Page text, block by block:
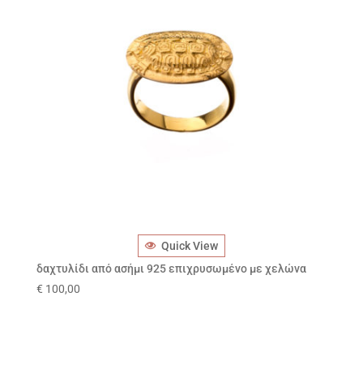
Quick View
δαχτυλίδι από ασήμι 925 επιχρυσωμένο με χελώνα
€ 100,00